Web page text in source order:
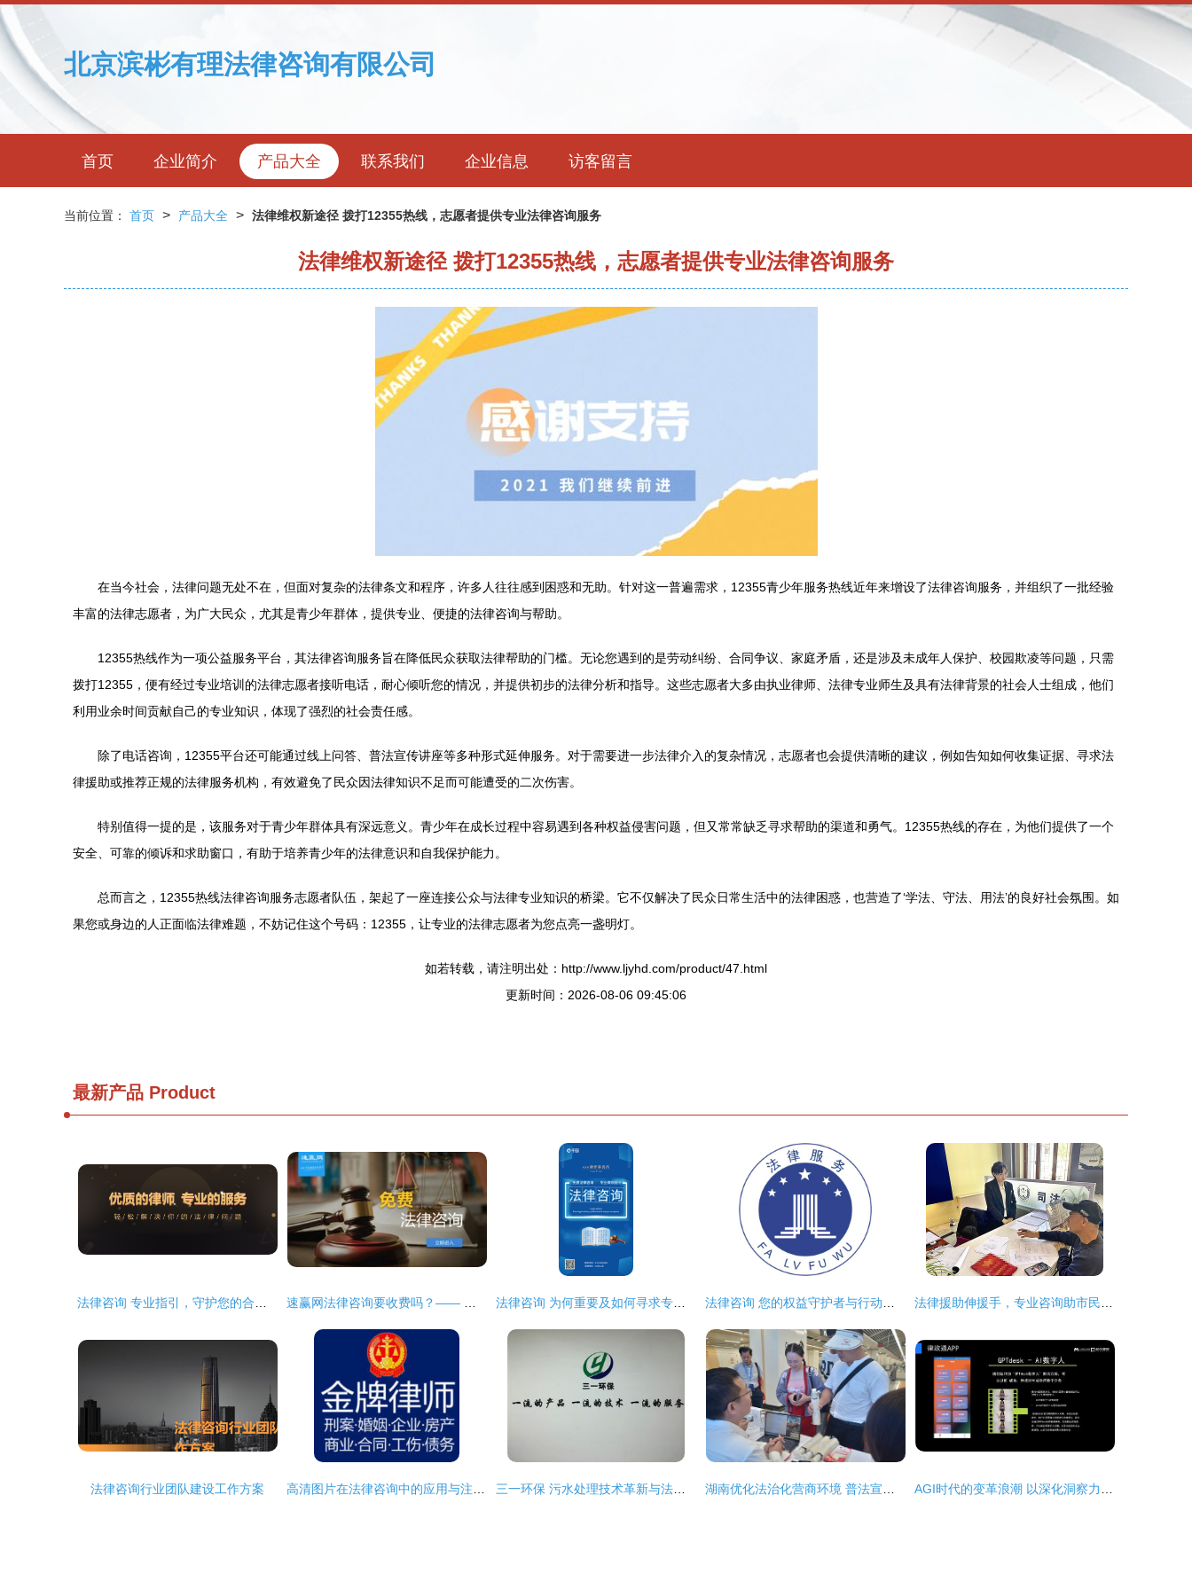
北京滨彬有理法律咨询有限公司
首页 企业简介 产品大全 联系我们 企业信息 访客留言
当前位置： 首页 > 产品大全 > 法律维权新途径 拨打12355热线，志愿者提供专业法律咨询服务
法律维权新途径 拨打12355热线，志愿者提供专业法律咨询服务
在当今社会，法律问题无处不在，但面对复杂的法律条文和程序，许多人往往感到困惑和无助。针对这一普遍需求，12355青少年服务热线近年来增设了法律咨询服务，并组织了一批经验
丰富的法律志愿者，为广大民众，尤其是青少年群体，提供专业、便捷的法律咨询与帮助。
12355热线作为一项公益服务平台，其法律咨询服务旨在降低民众获取法律帮助的门槛。无论您遇到的是劳动纠纷、合同争议、家庭矛盾，还是涉及未成年人保护、校园欺凌等问题，只需
拨打12355，便有经过专业培训的法律志愿者接听电话，耐心倾听您的情况，并提供初步的法律分析和指导。这些志愿者大多由执业律师、法律专业师生及具有法律背景的社会人士组成，他们
利用业余时间贡献自己的专业知识，体现了强烈的社会责任感。
除了电话咨询，12355平台还可能通过线上问答、普法宣传讲座等多种形式延伸服务。对于需要进一步法律介入的复杂情况，志愿者也会提供清晰的建议，例如告知如何收集证据、寻求法
律援助或推荐正规的法律服务机构，有效避免了民众因法律知识不足而可能遭受的二次伤害。
特别值得一提的是，该服务对于青少年群体具有深远意义。青少年在成长过程中容易遇到各种权益侵害问题，但又常常缺乏寻求帮助的渠道和勇气。12355热线的存在，为他们提供了一个
安全、可靠的倾诉和求助窗口，有助于培养青少年的法律意识和自我保护能力。
总而言之，12355热线法律咨询服务志愿者队伍，架起了一座连接公众与法律专业知识的桥梁。它不仅解决了民众日常生活中的法律困惑，也营造了‘学法、守法、用法’的良好社会氛围。如
果您或身边的人正面临法律难题，不妨记住这个号码：12355，让专业的法律志愿者为您点亮一盏明灯。
如若转载，请注明出处：http://www.ljyhd.com/product/47.html
更新时间：2026-08-06 09:45:06
最新产品 Product
法律咨询行业团队建设工作方案